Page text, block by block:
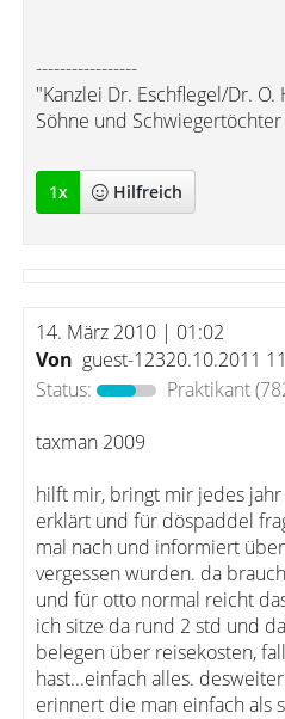
-----------------
"Kanzlei Dr. Eschflegel/Dr.
Söhne und
1x Hilfreich
14. März 2010 | 01:02
Von guest-12320.10.2011
Status:
Praktikant
taxman 2009
hilft mir, bringt mir jedes
erklärt und für döspaddel
mal nach und informiert
vergessen wurden. da
und für otto normal reicht
ich sitze da rund 2 std und
belegen über reisekosten,
hast...einfach alles.
erinnert die man einfach als